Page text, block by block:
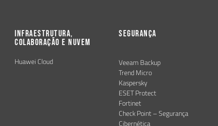
Infraestrutura,
Colaboração e Nuvem
Huawei Cloud
Segurança
Veeam Backup
Trend Micro
Kaspersky
ESET Protect
Fortinet
Check Point – Segurança